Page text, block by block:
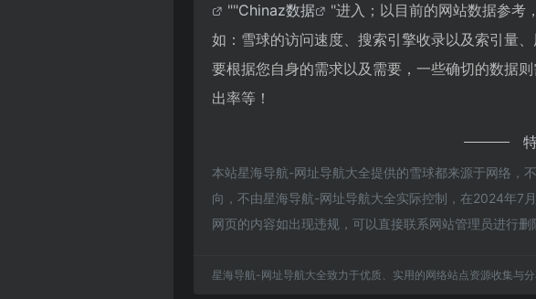
""Chinaz数据
"进入；以目前的网站数据参考
如：雪球的访问速度、搜索引擎收录以及索引量
要根据您自身的需求以及需要，一些确切的数据
出率等！
本站星海导航-网址导航大全提供的雪球都来源于网络，
向，不由星海导航-网址导航大全实际控制，在2024年7
网页的内容如出现违规，可以直接联系网站管理员进行
星海导航-网址导航大全致力于优质、实用的网络站点资源收集与分